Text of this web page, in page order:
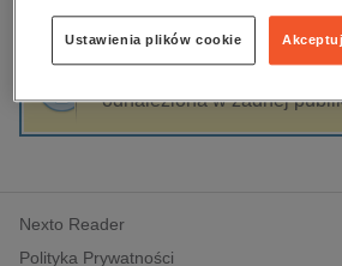
edukacja
hobby, sport, rozrywka
komputery, internet,
polityka, społeczno-
psychologiczne
Sortowanie
odnaleziona w żadnej
Nexto Reader
Polityka Prywatności
Ustawienia plików cookie